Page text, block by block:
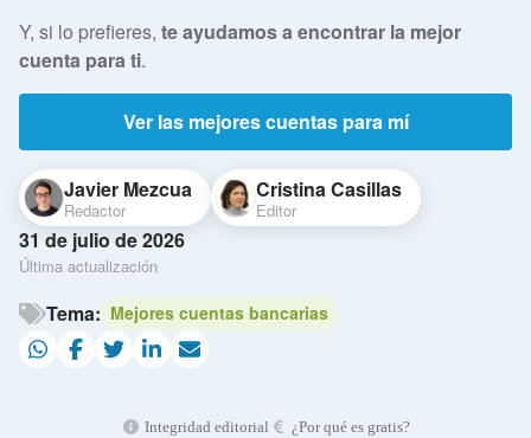
Y, si lo prefieres, te ayudamos a encontrar la mejor
cuenta para ti.
Ver las mejores cuentas para mí
Javier Mezcua
Redactor
Cristina Casillas
Editor
31 de julio de 2026
Última actualización
Tema: Mejores cuentas bancarias
Integridad editorial ¿Por qué es gratis?